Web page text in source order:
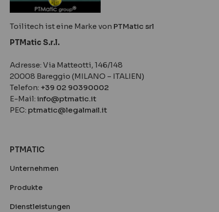
Toilitech ist eine Marke von PTMatic srl
PTMatic S.r.l.
Adresse: Via Matteotti, 146/148
20008 Bareggio (MILANO – ITALIEN)
Telefon: +39 02 90390002
E-Mail: info@ptmatic.it
PEC: ptmatic@legalmail.it
PTMATIC
Unternehmen
Produkte
Dienstleistungen